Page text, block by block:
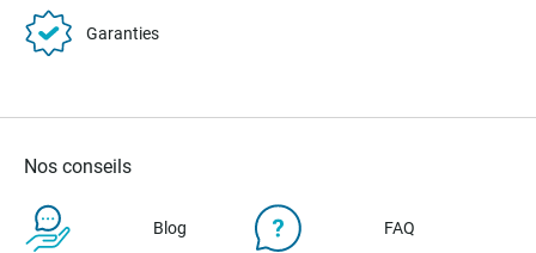
Garanties
Nos conseils
Blog FAQ